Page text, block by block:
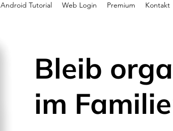
Android Tutorial Web Login Premium Kontakt
Bleib
im